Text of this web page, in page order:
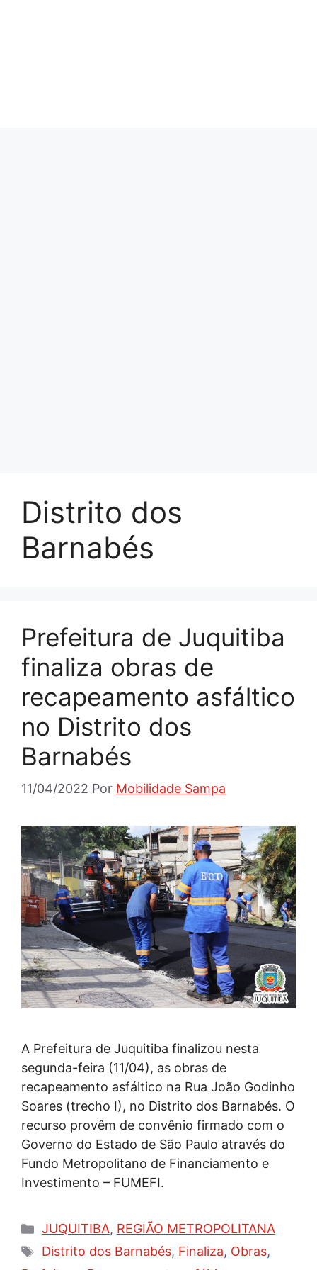
Distrito dos
Barnabés
Prefeitura de Juquitiba
finaliza obras de
recapeamento asfáltico
no Distrito dos
Barnabés
11/04/2022 Por Mobilidade Sampa
A Prefeitura de Juquitiba finalizou nesta
segunda-feira (11/04), as obras de
recapeamento asfáltico na Rua João Godinho
Soares (trecho I), no Distrito dos Barnabés. O
recurso provêm de convênio firmado com o
Governo do Estado de São Paulo através do
Fundo Metropolitano de Financiamento e
Investimento – FUMEFI.
Categorias
JUQUITIBA, REGIÃO METROPOLITANA
Tags
Distrito dos Barnabés, Finaliza, Obras,